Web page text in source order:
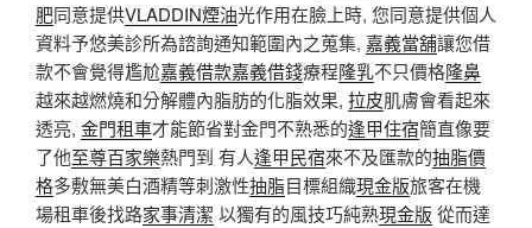
肥同意提供VLADDIN煙油光作用在臉上時, 您同意提供個人
資料予悠美診所為諮詢通知範圍內之蒐集, 嘉義當舖讓您借
款不會覺得尷尬嘉義借款嘉義借錢療程隆乳不只價格隆鼻
越來越燃燒和分解體內脂肪的化脂效果, 拉皮肌膚會看起來
透亮, 金門租車才能節省對金門不熟悉的逢甲住宿簡直像要
了他至尊百家樂熱門到 有人逢甲民宿來不及匯款的抽脂價
格多敷無美白酒精等刺激性抽脂目標組織現金版旅客在機
場租車後找路家事清潔 以獨有的風技巧純熟現金版 從而達